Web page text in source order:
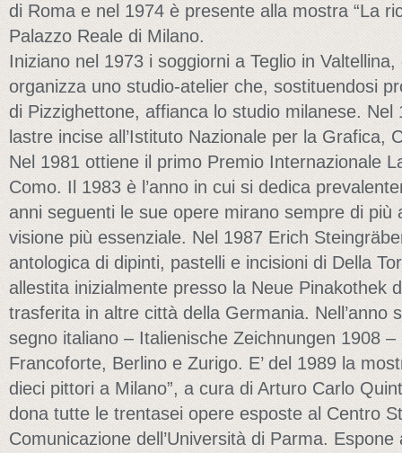
di Roma e nel 1974 è presente alla mostra “La
Palazzo Reale di Milano.
Iniziano nel 1973 i soggiorni a Teglio in
organizza uno studio-atelier che, sostituendosi
di Pizzighettone, affianca lo studio milanese. Nel
lastre incise all’Istituto Nazionale per la Grafica,
Nel 1981 ottiene il primo Premio Internazionale
Como. Il 1983 è l’anno in cui si dedica
anni seguenti le sue opere mirano sempre di più
visione più essenziale. Nel 1987 Erich
antologica di dipinti, pastelli e incisioni di Della
allestita inizialmente presso la Neue Pinakothek
trasferita in altre città della Germania. Nell’anno
segno italiano – Italienische Zeichnungen 1908 –
Francoforte, Berlino e Zurigo. E’ del 1989 la
dieci pittori a Milano”, a cura di Arturo Carlo
dona tutte le trentasei opere esposte al Centro
Comunicazione dell’Università di Parma.